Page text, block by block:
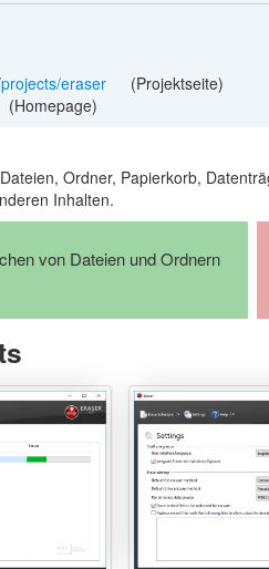
eraser
(Projektseite)
(Homepage)
Ordner, Papierkorb,
Inhalten.
von Dateien und Ordnern